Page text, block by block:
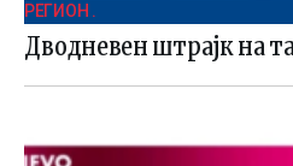
РЕГИОН .
Дводневен штрајк на